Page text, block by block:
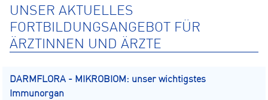
UNSER AKTUELLES
FORTBILDUNGSANGEBOT FÜR
ÄRZTINNEN UND ÄRZTE
DARMFLORA - MIKROBIOM: unser wichtigstes
Immunorgan